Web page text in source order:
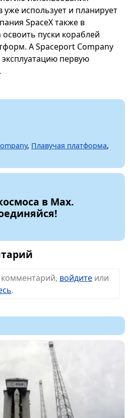
использует и планирует
SpaceX также в
пуски кораблей
А Spaceport Company
эксплуатацию первую
, Плавучая платформа,
в Max.
войдите или
.